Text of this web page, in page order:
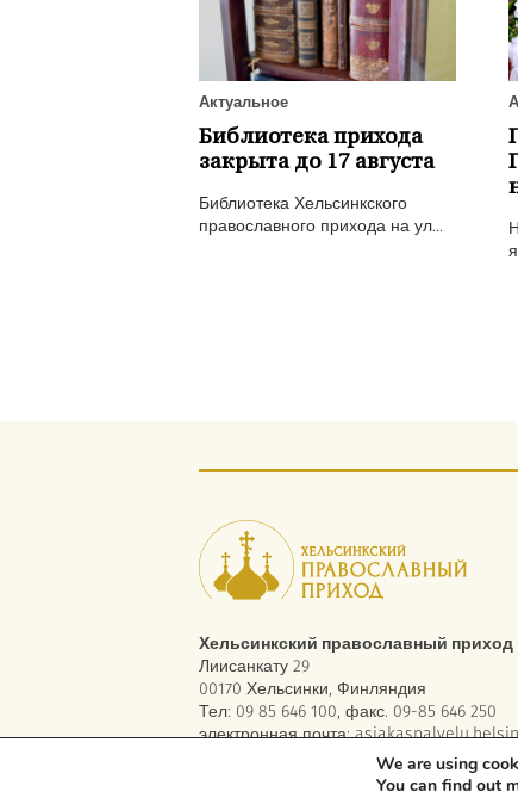
Актуальное
Библиотека прихода
закрыта до 17 августа
Библиотека Хельсинкского
православного прихода на ул...
Хельсинкский православный приход
Лиисанкату 29
00170 Хельсинки, Финляндия
Тел: 09 85 646 100, факс. 09-85 646 250
электронная почта:
We are using
You can find out